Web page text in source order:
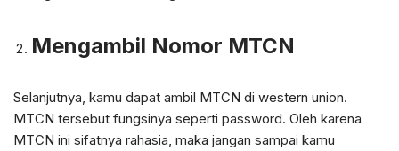
Mengambil Nomor MTCN
Selanjutnya, kamu dapat ambil MTCN di western union.
MTCN tersebut fungsinya seperti password. Oleh karena
MTCN ini sifatnya rahasia, maka jangan sampai kamu